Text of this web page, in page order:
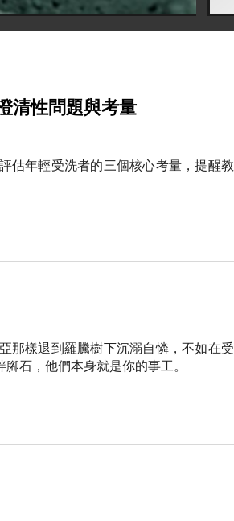
清性問題與考量
估年輕受洗者的三個核心考量，提醒教
那樣退到羅騰樹下沉溺自憐，不如在受
石，他們本身就是你的事工。